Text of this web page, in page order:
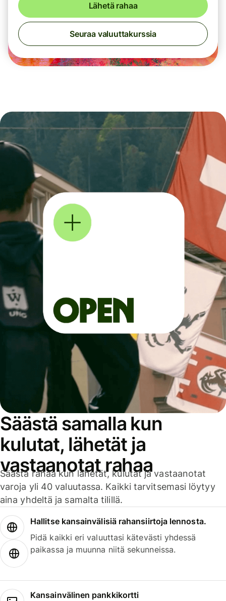
Lähetä rahaa
Seuraa valuuttakurssia
Säästä samalla kun
kulutat, lähetät ja
vastaanotat rahaa
Säästä rahaa kun lähetät, kulutat ja vastaanotat
varoja yli 40 valuutassa. Kaikki tarvitsemasi löytyy
aina yhdeltä ja samalta tilillä.
Hallitse kansainvälisiä rahansiirtoja lennosta.
Pidä kaikki eri valuuttasi kätevästi yhdessä
paikassa ja muunna niitä sekunneissa.
Kansainvälinen pankkikortti